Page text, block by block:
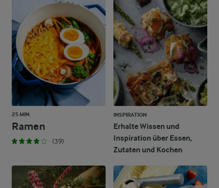
25 MIN.
Ramen
(39)
INSPIRATION
Erhalte Wissen und
Inspiration über Essen,
Zutaten und Kochen